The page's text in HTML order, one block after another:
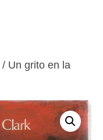
/ Un grito en la